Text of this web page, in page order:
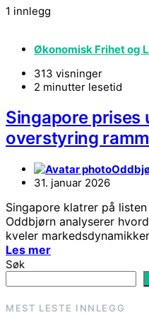
1 innlegg
Økonomisk Frihet og
313 visninger
2 minutter lesetid
Singapore prises
overstyring
31. januar 2026
Singapore klatrer på
Oddbjørn analyserer
kveler
Les mer
Søk
MEST LESTE INNLEGG